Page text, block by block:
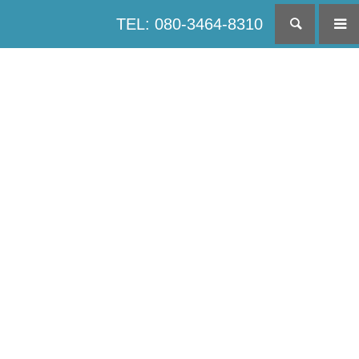
TEL: 080-3464-8310 検索